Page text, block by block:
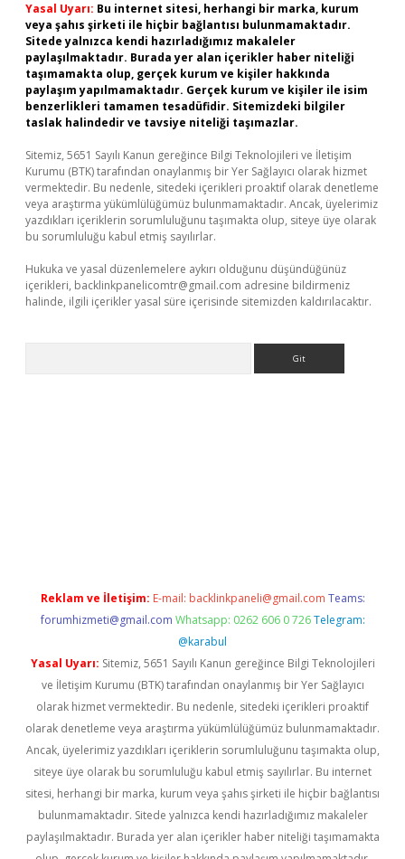
Yasal Uyarı: Bu internet sitesi, herhangi bir marka, kurum
veya şahıs şirketi ile hiçbir bağlantısı bulunmamaktadır.
Sitede yalnızca kendi hazırladığımız makaleler
paylaşılmaktadır. Burada yer alan içerikler haber niteliği
taşımamakta olup, gerçek kurum ve kişiler hakkında
paylaşım yapılmamaktadır. Gerçek kurum ve kişiler ile isim
benzerlikleri tamamen tesadüfidir. Sitemizdeki bilgiler
taslak halindedir ve tavsiye niteliği taşımazlar.
Sitemiz, 5651 Sayılı Kanun gereğince Bilgi Teknolojileri ve İletişim
Kurumu (BTK) tarafından onaylanmış bir Yer Sağlayıcı olarak hizmet
vermektedir. Bu nedenle, sitedeki içerikleri proaktif olarak denetleme
veya araştırma yükümlülüğümüz bulunmamaktadır. Ancak, üyelerimiz
yazdıkları içeriklerin sorumluluğunu taşımakta olup, siteye üye olarak
bu sorumluluğu kabul etmiş sayılırlar.
Hukuka ve yasal düzenlemelere aykırı olduğunu düşündüğünüz
içerikleri, backlinkpanelicomtr@gmail.com adresine bildirmeniz
halinde, ilgili içerikler yasal süre içerisinde sitemizden kaldırılacaktır.
Reklam ve İletişim: E-mail: backlinkpaneli@gmail.com Teams:
forumhizmeti@gmail.com Whatsapp: 0262 606 0 726 Telegram:
@karabul
Yasal Uyarı: Sitemiz, 5651 Sayılı Kanun gereğince Bilgi Teknolojileri
ve İletişim Kurumu (BTK) tarafından onaylanmış bir Yer Sağlayıcı
olarak hizmet vermektedir. Bu nedenle, sitedeki içerikleri proaktif
olarak denetleme veya araştırma yükümlülüğümüz bulunmamaktadır.
Ancak, üyelerimiz yazdıkları içeriklerin sorumluluğunu taşımakta olup,
siteye üye olarak bu sorumluluğu kabul etmiş sayılırlar. Bu internet
sitesi, herhangi bir marka, kurum veya şahıs şirketi ile hiçbir bağlantısı
bulunmamaktadır. Sitede yalnızca kendi hazırladığımız makaleler
paylaşılmaktadır. Burada yer alan içerikler haber niteliği taşımamakta